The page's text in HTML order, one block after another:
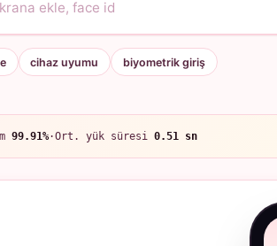
cihaz uyumu biyometrik giriş
99.91%·Ort. yük süresi 0.51 sn